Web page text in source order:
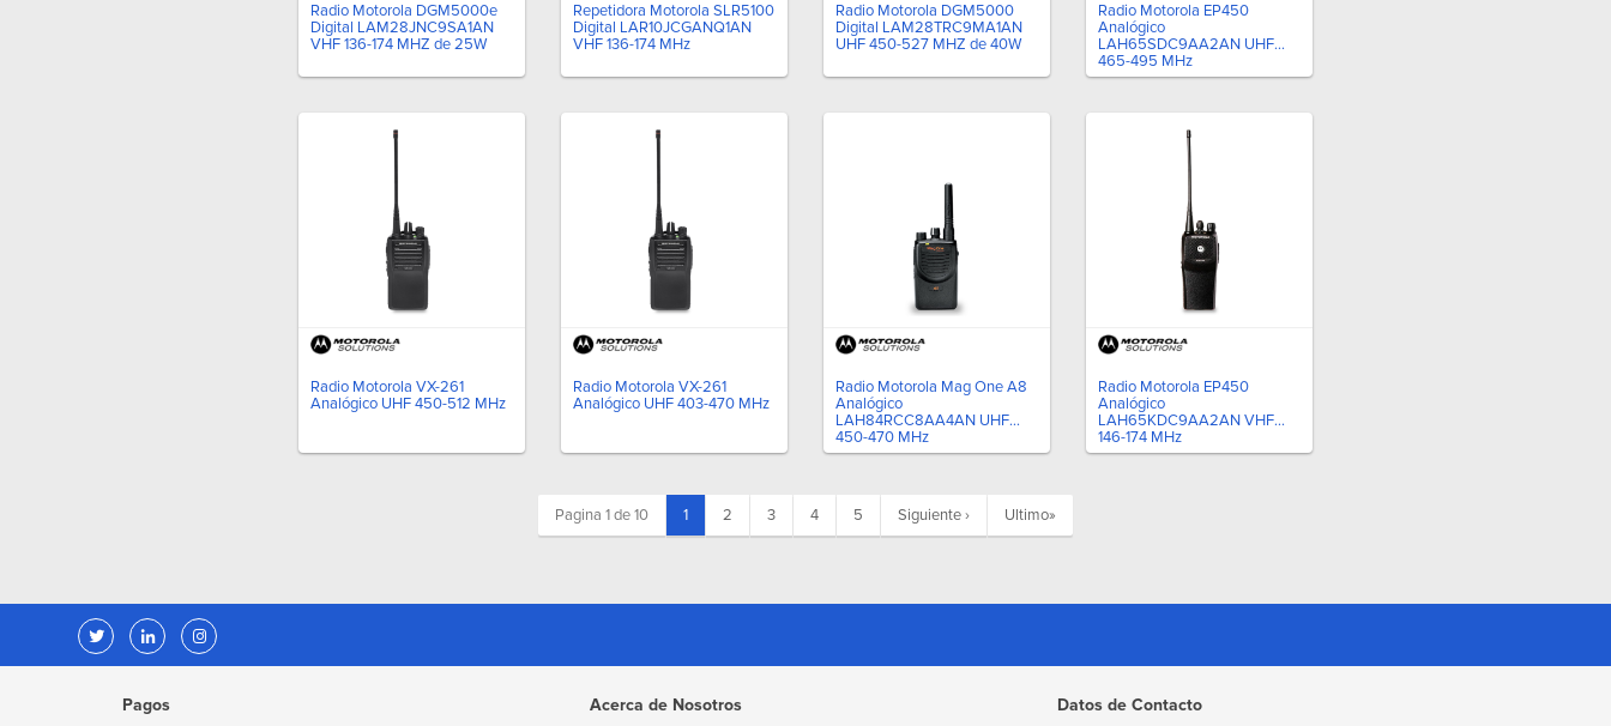
Radio Motorola DGM5000e
Digital LAM28JNC9SA1AN
VHF 136-174 MHZ de 25W
Repetidora Motorola SLR5100
Digital LAR10JCGANQ1AN
VHF 136-174 MHz
Radio Motorola DGM5000
Digital LAM28TRC9MA1AN
UHF 450-527 MHZ de 40W
Radio Motorola EP450
Analógico
LAH65SDC9AA2AN UHF
465-495 MHz
Radio Motorola VX-261
Analógico UHF 450-512 MHz
Radio Motorola VX-261
Analógico UHF 403-470 MHz
Radio Motorola Mag One A8
Analógico
LAH84RCC8AA4AN UHF
450-470 MHz
Radio Motorola EP450
Analógico
LAH65KDC9AA2AN VHF
146-174 MHz
Pagina 1 de 10 1(current)
2 3 4 5 Siguiente› Ultimo»
Pagos Acerca de Nosotros Datos de Contacto